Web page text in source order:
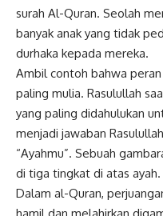
surah Al-Quran. Seolah
banyak anak yang tidak
durhaka kepada mereka.
Ambil contoh bahwa
paling mulia. Rasulullah
yang paling didahulukan
menjadi jawaban
“Ayahmu”. Sebuah
di tiga tingkat di atas ayah.
Dalam al-Quran,